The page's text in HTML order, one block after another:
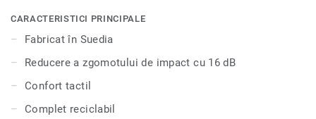
clasice.Conceput pentru zone cu trafic intens în instituții
educaționale și unități de sănătate, este extrem de durabil
durabilitate și ușurință în întreținere ca și versiunea
compactă.
CARACTERISTICI PRINCIPALE
Fabricat în Suedia
Reducere a zgomotului de impact cu 16 dB
Confort tactil
Complet reciclabil